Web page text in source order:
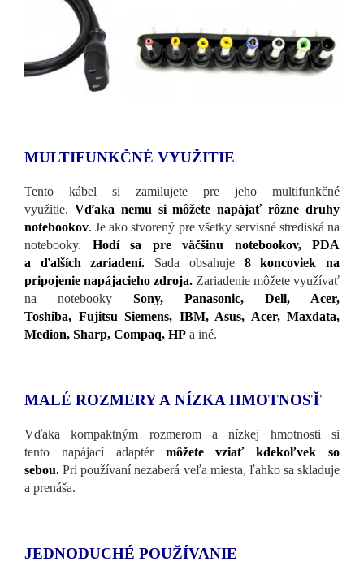
MULTIFUNKČNÉ VYUŽITIE
Tento kábel si zamilujete pre jeho multifunkčné
využitie. Vďaka nemu si môžete napájať rôzne druhy
notebookov. Je ako stvorený pre všetky servisné strediská na
notebooky. Hodí sa pre väčšinu notebookov, PDA
a ďalších zariadení. Sada obsahuje8 koncoviek na
pripojenie napájacieho zdroja. Zariadenie môžete využívať
na notebooky Sony, Panasonic, Dell, Acer,
Toshiba, Fujitsu Siemens, IBM, Asus, Acer, Maxdata,
Medion, Sharp, Compaq, HP a iné.
MALÉ ROZMERY A NÍZKA HMOTNOSŤ
Vďaka kompaktným rozmerom a nízkej hmotnosti si
tento napájací adaptér
môžete vziať kdekoľvek so
sebou. Pri používaní nezaberá veľa miesta, ľahko sa skladuje
a prenáša.
JEDNODUCHÉ POUŽÍVANIE